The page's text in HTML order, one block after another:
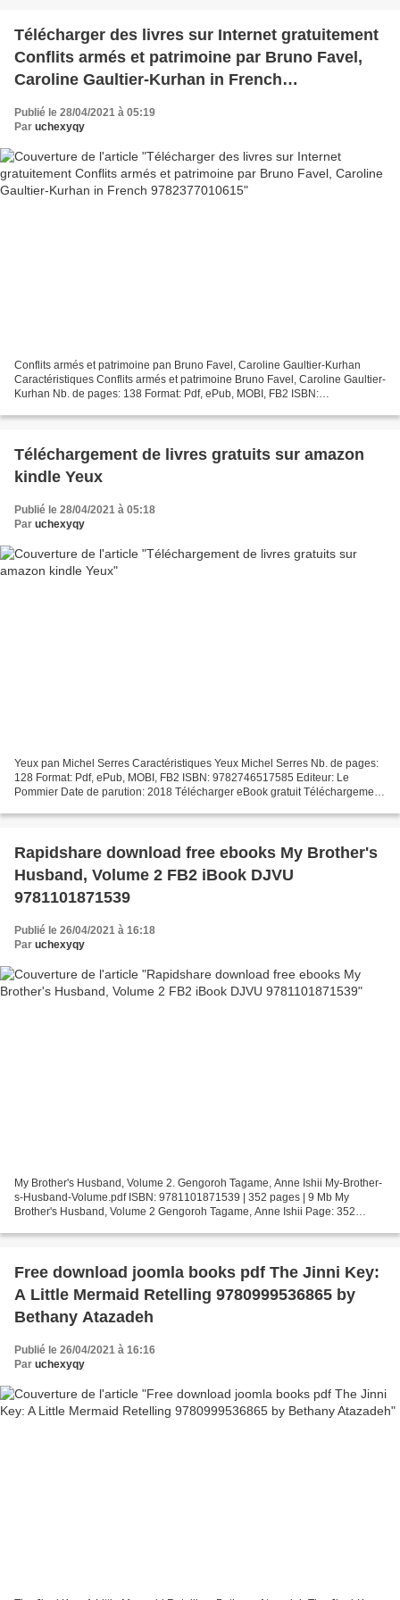
Télécharger des livres sur Internet gratuitement
Conflits armés et patrimoine par Bruno Favel,
Caroline Gaultier-Kurhan in French
Publié le 28/04/2021 à 05:19
Par uchexyqy
Conflits armés et patrimoine pan Bruno Favel, Caroline Gaultier-Kurhan
Caractéristiques Conflits armés et patrimoine Bruno Favel, Caroline Gaultier-
Kurhan Nb. de pages: 138 Format: Pdf, ePub, MOBI, FB2 ISBN:
Téléchargement de livres gratuits sur amazon
kindle Yeux
Publié le 28/04/2021 à 05:18
Par uchexyqy
Yeux pan Michel Serres Caractéristiques Yeux Michel Serres Nb. de pages:
128 Format: Pdf, ePub, MOBI, FB2 ISBN: 9782746517585 Editeur: Le
Pommier Date de parution: 2018 Télécharger eBook gratuit Téléchargement
Rapidshare download free ebooks My Brother's
Husband, Volume 2 FB2 iBook DJVU
9781101871539
Publié le 26/04/2021 à 16:18
Par uchexyqy
My Brother's Husband, Volume 2. Gengoroh Tagame, Anne Ishii My-Brother-
s-Husband-Volume.pdf ISBN: 9781101871539 | 352 pages | 9 Mb My
Brother's Husband, Volume 2 Gengoroh Tagame, Anne Ishii Page: 352
Free download joomla books pdf The Jinni Key:
A Little Mermaid Retelling 9780999536865 by
Bethany Atazadeh
Publié le 26/04/2021 à 16:16
Par uchexyqy